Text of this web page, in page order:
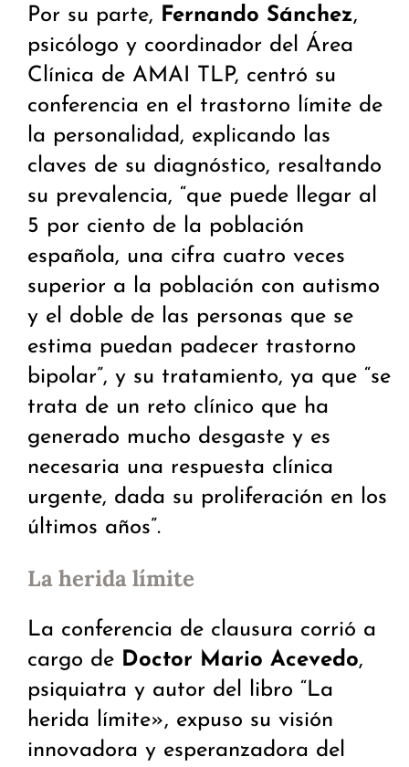
Por su parte, Fernando Sánchez,
psicólogo y coordinador del Área
Clínica de AMAI TLP, centró su
conferencia en el trastorno límite de
la personalidad, explicando las
claves de su diagnóstico, resaltando
su prevalencia, “que puede llegar al
5 por ciento de la población
española, una cifra cuatro veces
superior a la población con autismo
y el doble de las personas que se
estima puedan padecer trastorno
bipolar”, y su tratamiento, ya que “se
trata de un reto clínico que ha
generado mucho desgaste y es
necesaria una respuesta clínica
urgente, dada su proliferación en los
últimos años”.
La herida límite
La conferencia de clausura corrió a
cargo de Doctor Mario Acevedo,
psiquiatra y autor del libro “La
herida límite», expuso su visión
innovadora y esperanzadora del